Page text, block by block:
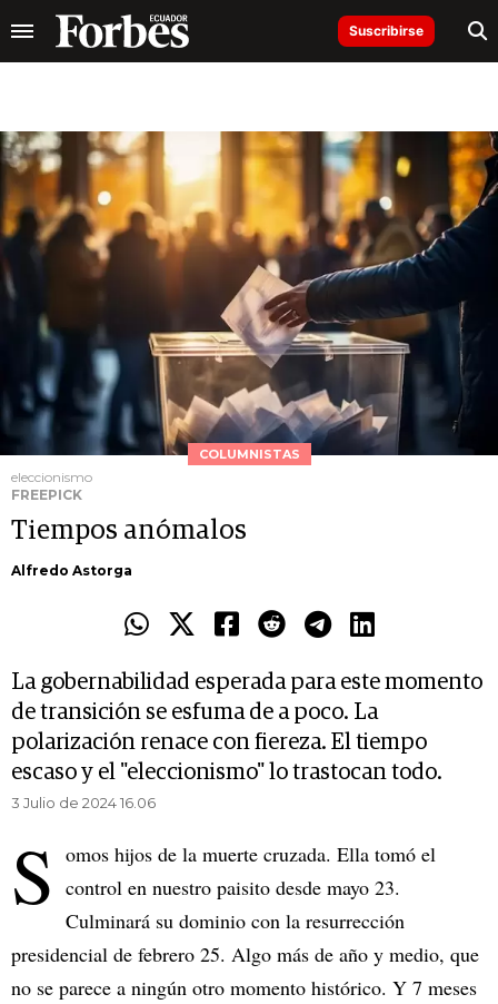
Suscribirse
COLUMNISTAS
eleccionismo
FREEPICK
Tiempos anómalos
Alfredo Astorga
La gobernabilidad esperada para este momento
de transición se esfuma de a poco. La
polarización renace con fiereza. El tiempo
escaso y el "eleccionismo" lo trastocan todo.
3 Julio de 2024 16.06
S omos hijos de la muerte cruzada. Ella tomó el
control en nuestro paisito desde mayo 23.
Culminará su dominio con la resurrección
presidencial de febrero 25. Algo más de año y medio, que
no se parece a ningún otro momento histórico. Y 7 meses